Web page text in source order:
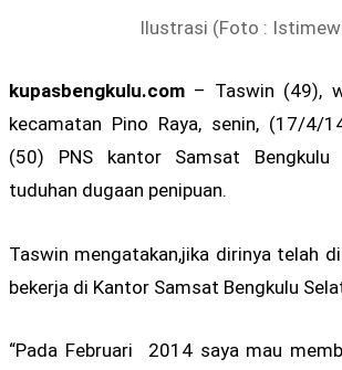
Ilustrasi (Foto :
kupasbengkulu.com – Taswin (49),
kecamatan Pino Raya, senin, (17/4/
(50) PNS kantor Samsat Bengkulu
tuduhan dugaan penipuan.
Taswin mengatakan,jika dirinya telah
bekerja di Kantor Samsat Bengkulu
“Pada Februari 2014 saya mau